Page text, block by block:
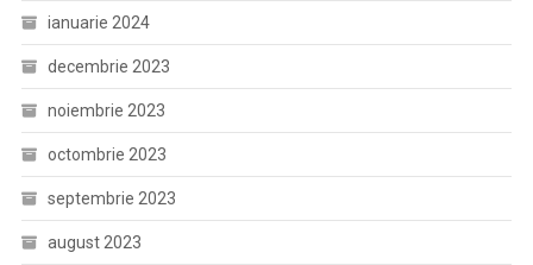
ianuarie 2024
decembrie 2023
noiembrie 2023
octombrie 2023
septembrie 2023
august 2023